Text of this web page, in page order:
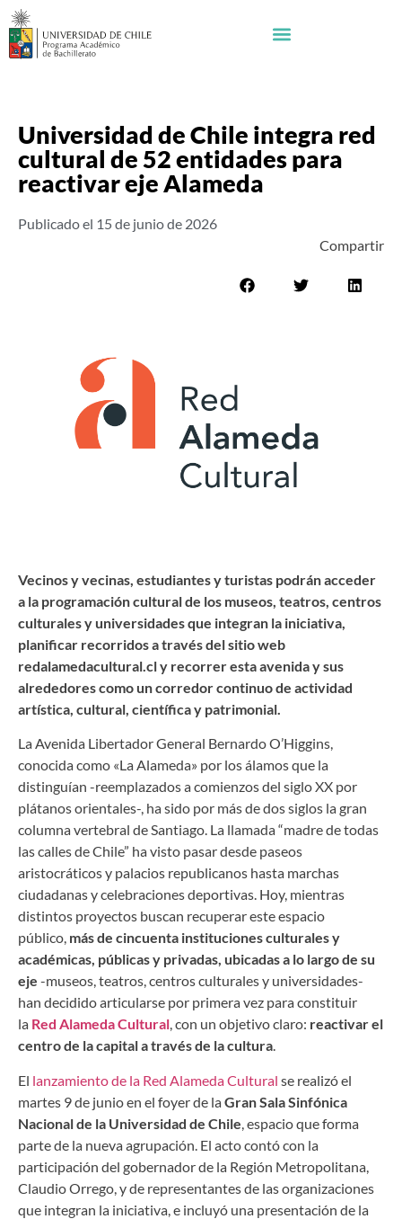
Universidad de Chile integra red
cultural de 52 entidades para
reactivar eje Alameda
Publicado el 15 de junio de 2026
Compartir
Vecinos y vecinas, estudiantes y turistas podrán acceder
a la programación cultural de los museos, teatros, centros
culturales y universidades que integran la iniciativa,
planificar recorridos a través del sitio web
redalamedacultural.cl y recorrer esta avenida y sus
alrededores como un corredor continuo de actividad
artística, cultural, científica y patrimonial.
La Avenida Libertador General Bernardo O’Higgins,
conocida como «La Alameda» por los álamos que la
distinguían -reemplazados a comienzos del siglo XX por
plátanos orientales-, ha sido por más de dos siglos la gran
columna vertebral de Santiago. La llamada “madre de todas
las calles de Chile” ha visto pasar desde paseos
aristocráticos y palacios republicanos hasta marchas
ciudadanas y celebraciones deportivas. Hoy, mientras
distintos proyectos buscan recuperar este espacio
público, más de cincuenta instituciones culturales y
académicas, públicas y privadas, ubicadas a lo largo de su
eje -museos, teatros, centros culturales y universidades-
han decidido articularse por primera vez para constituir
la Red Alameda Cultural, con un objetivo claro: reactivar el
centro de la capital a través de la cultura.
El lanzamiento de la Red Alameda Cultural se realizó el
martes 9 de junio en el foyer de laGran Sala Sinfónica
Nacional de la Universidad de Chile , espacio que forma
parte de la nueva agrupación. El acto contó con la
participación del gobernador de la Región Metropolitana,
Claudio Orrego, y de representantes de las organizaciones
que integran la iniciativa, e incluyó una presentación de la